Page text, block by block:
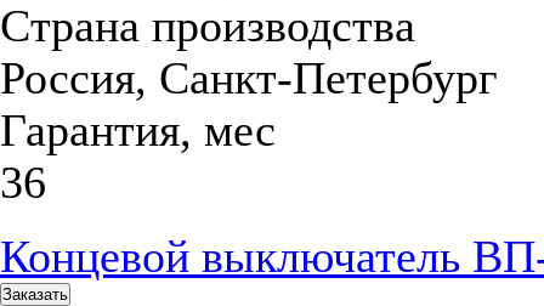
Страна производства
Россия, Санкт-Петербург
Гарантия, мес
36
Концевой выключатель
Заказать